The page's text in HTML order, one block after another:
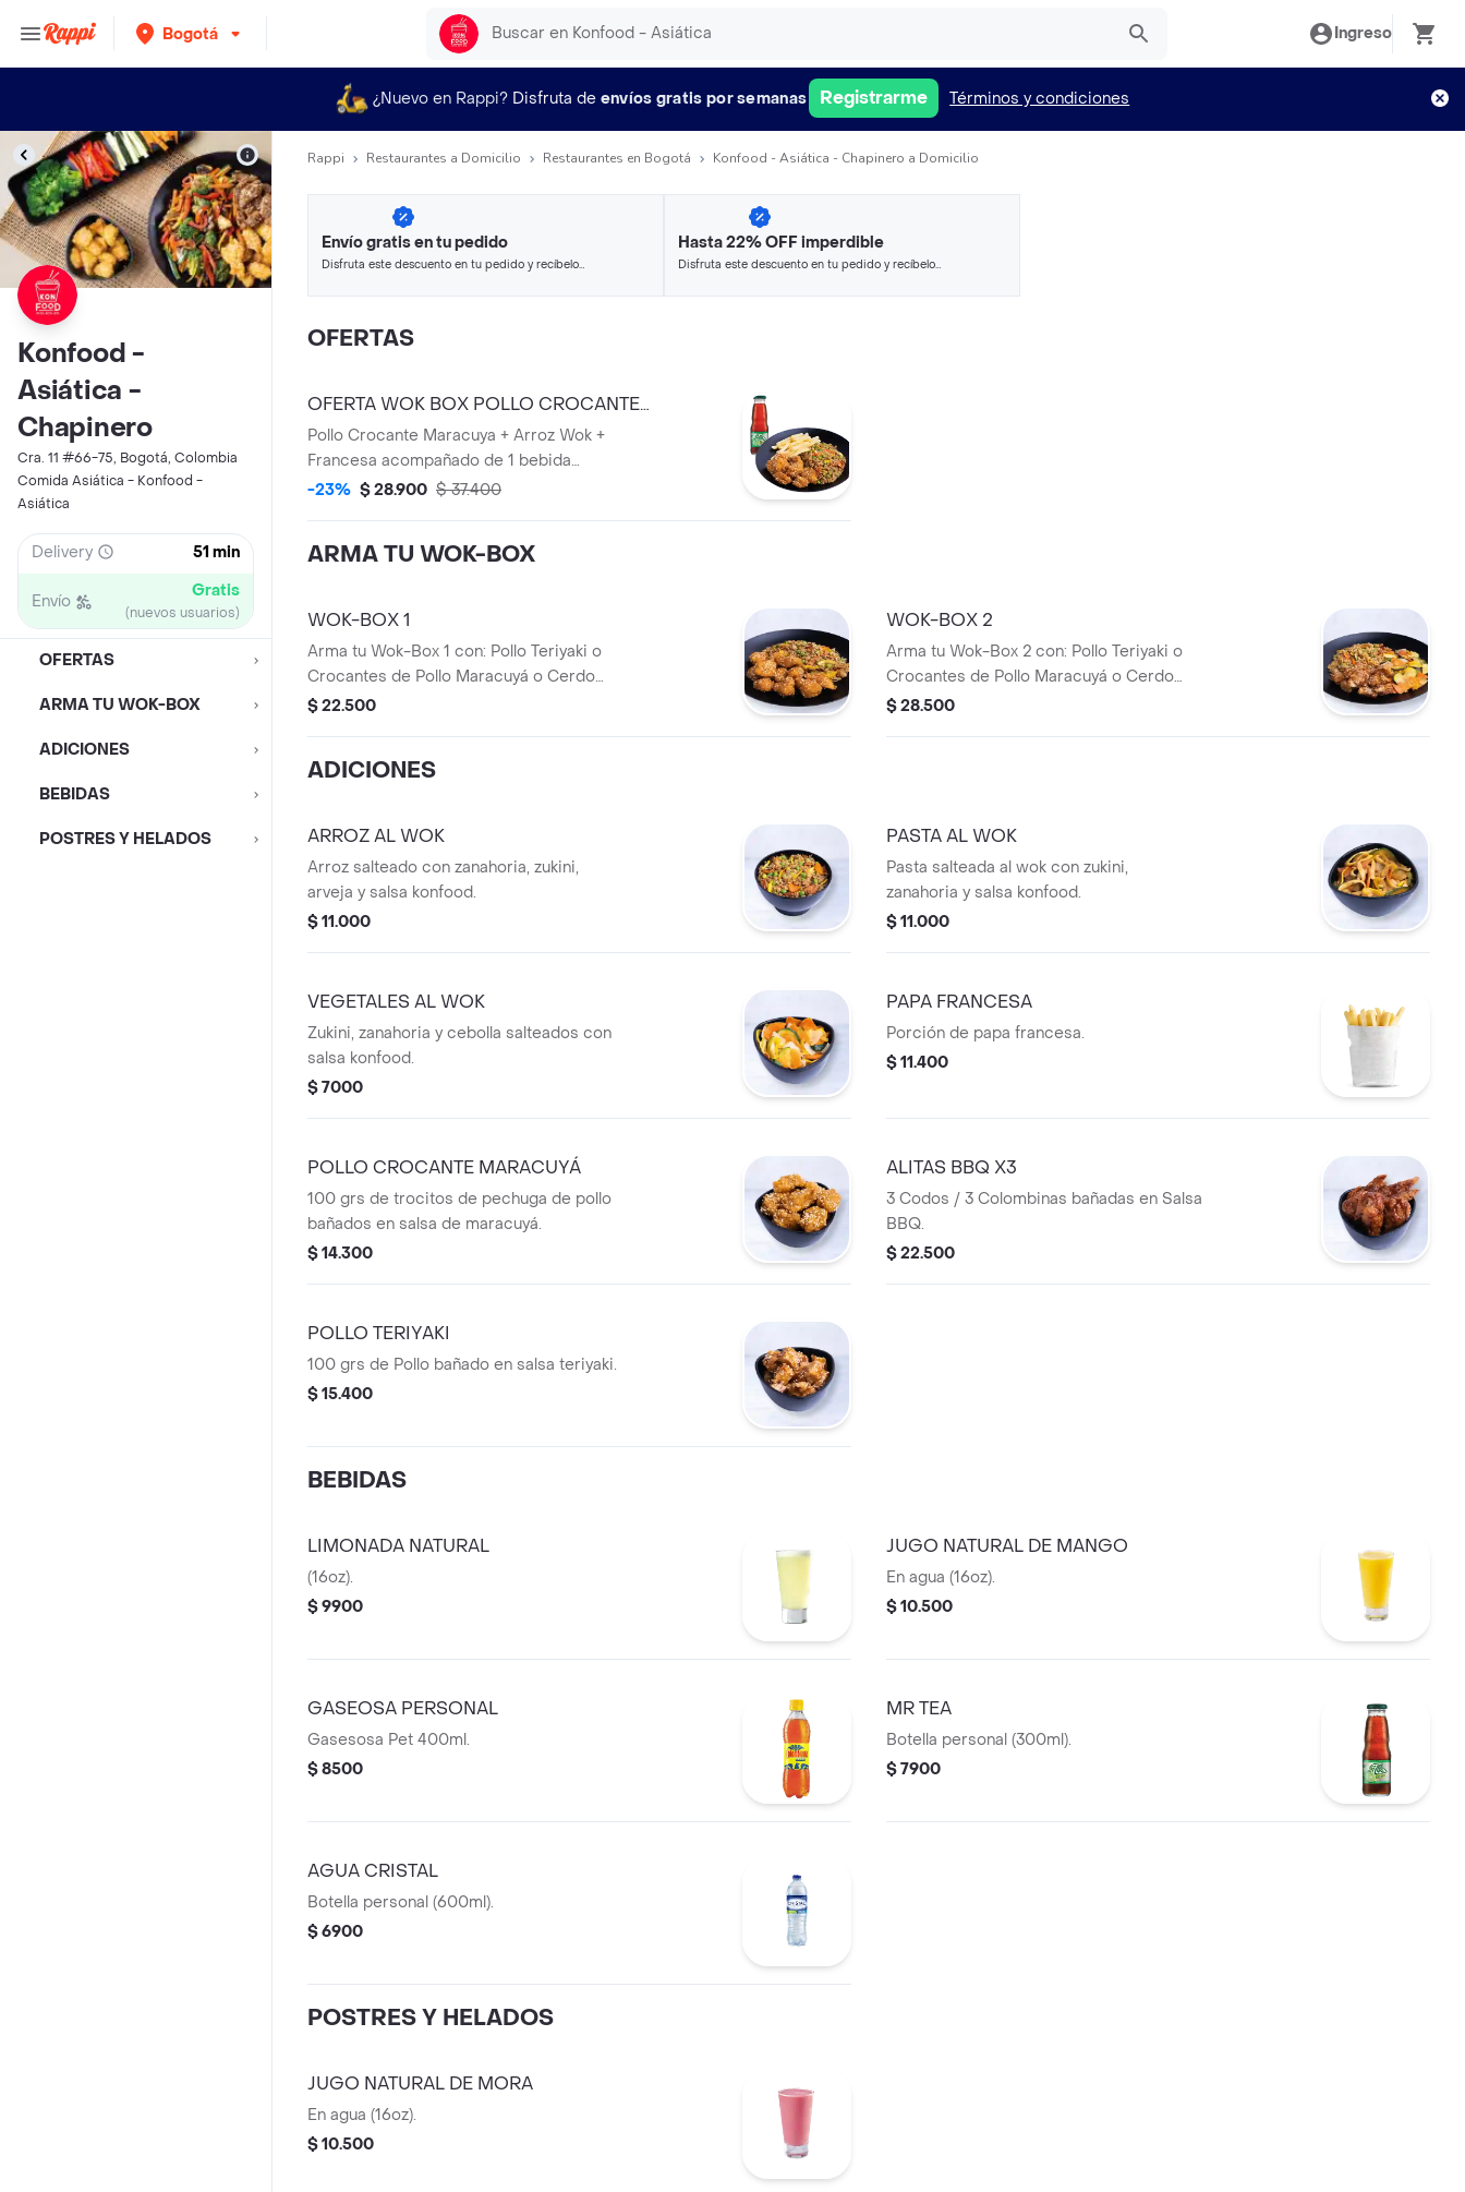
Bogotá Ingreso
¿Nuevo en Rappi? Disfruta de envíos gratis por semanas Registrarme Términos y condiciones
Konfood -
Asiática -
Chapinero
Cra. 11 #66-75, Bogotá, Colombia
Comida Asiática - Konfood -
Asiática
Delivery 51 min
Envío Gratis
(nuevos usuarios)
OFERTAS
ARMA TU WOK-BOX
ADICIONES
BEBIDAS
POSTRES Y HELADOS
Rappi Restaurantes a Domicilio Restaurantes en Bogotá Konfood - Asiática - Chapinero a Domicilio
Envío gratis en tu pedido
Disfruta este descuento en tu pedido y recíbelo
Hasta 22% OFF imperdible
Disfruta este descuento en tu pedido y recíbelo
OFERTAS
OFERTA WOK BOX POLLO CROCANTE
MARACUYA
Pollo Crocante Maracuya + Arroz Wok +
Francesa acompañado de 1 bebida
personal en botella.
-23% $ 28.900 $ 37.400
ARMA TU WOK-BOX
WOK-BOX 1
Arma tu Wok-Box 1 con: Pollo Teriyaki o
Crocantes de Pollo Maracuyá o Cerdo
Agridulce + 1 Acompañamiento
$ 22.500
WOK-BOX 2
Arma tu Wok-Box 2 con: Pollo Teriyaki o
Crocantes de Pollo Maracuyá o Cerdo
Agridulce + Dos Acompañamientos
$ 28.500
ADICIONES
ARROZ AL WOK
Arroz salteado con zanahoria, zukini,
arveja y salsa konfood.
$ 11.000
PASTA AL WOK
Pasta salteada al wok con zukini,
zanahoria y salsa konfood.
$ 11.000
VEGETALES AL WOK
Zukini, zanahoria y cebolla salteados con
salsa konfood.
$ 7000
PAPA FRANCESA
Porción de papa francesa.
$ 11.400
POLLO CROCANTE MARACUYÁ
100 grs de trocitos de pechuga de pollo
bañados en salsa de maracuyá.
$ 14.300
ALITAS BBQ X3
3 Codos / 3 Colombinas bañadas en Salsa
BBQ.
$ 22.500
POLLO TERIYAKI
100 grs de Pollo bañado en salsa teriyaki.
$ 15.400
BEBIDAS
LIMONADA NATURAL
(16oz).
$ 9900
JUGO NATURAL DE MANGO
En agua (16oz).
$ 10.500
GASEOSA PERSONAL
Gasesosa Pet 400ml.
$ 8500
MR TEA
Botella personal (300ml).
$ 7900
AGUA CRISTAL
Botella personal (600ml).
$ 6900
POSTRES Y HELADOS
JUGO NATURAL DE MORA
En agua (16oz).
$ 10.500